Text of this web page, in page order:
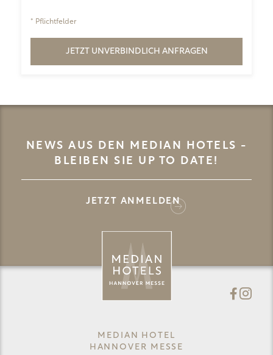
* Pflichtfelder
JETZT UNVERBINDLICH ANFRAGEN
NEWS AUS DEN MEDIAN HOTELS -
BLEIBEN SIE UP TO DATE!
JETZT ANMELDEN
MEDIAN HOTEL
HANNOVER MESSE